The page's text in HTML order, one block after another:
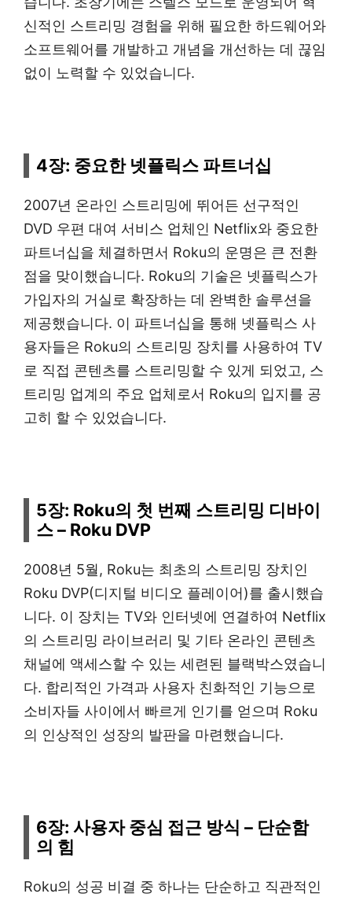
신적인 스트리밍 경험을 위해 필요한 하드웨어와
소프트웨어를 개발하고 개념을 개선하는 데 끊임
없이 노력할 수 있었습니다.
4장: 중요한 넷플릭스 파트너십
2007년 온라인 스트리밍에 뛰어든 선구적인
DVD 우편 대여 서비스 업체인 Netflix와 중요한
파트너십을 체결하면서 Roku의 운명은 큰 전환
점을 맞이했습니다. Roku의 기술은 넷플릭스가
가입자의 거실로 확장하는 데 완벽한 솔루션을
제공했습니다. 이 파트너십을 통해 넷플릭스 사
용자들은 Roku의 스트리밍 장치를 사용하여 TV
로 직접 콘텐츠를 스트리밍할 수 있게 되었고, 스
트리밍 업계의 주요 업체로서 Roku의 입지를 공
고히 할 수 있었습니다.
5장: Roku의 첫 번째 스트리밍 디바이
스 – Roku DVP
2008년 5월, Roku는 최초의 스트리밍 장치인
Roku DVP(디지털 비디오 플레이어)를 출시했습
니다. 이 장치는 TV와 인터넷에 연결하여 Netflix
의 스트리밍 라이브러리 및 기타 온라인 콘텐츠
채널에 액세스할 수 있는 세련된 블랙박스였습니
다. 합리적인 가격과 사용자 친화적인 기능으로
소비자들 사이에서 빠르게 인기를 얻으며 Roku
의 인상적인 성장의 발판을 마련했습니다.
6장: 사용자 중심 접근 방식 – 단순함
의 힘
Roku의 성공 비결 중 하나는 단순하고 직관적인